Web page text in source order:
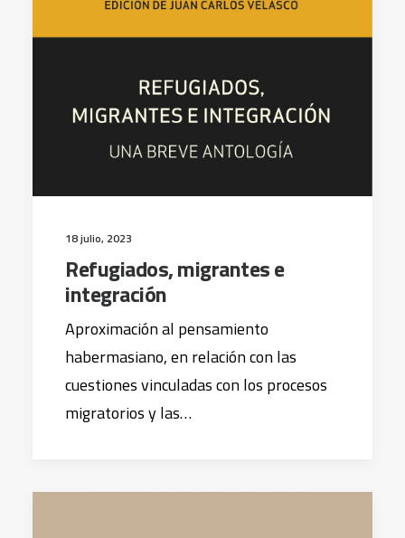
18 julio, 2023
Refugiados, migrantes e
integración
Aproximación al pensamiento
habermasiano, en relación con las
cuestiones vinculadas con los procesos
migratorios y las…